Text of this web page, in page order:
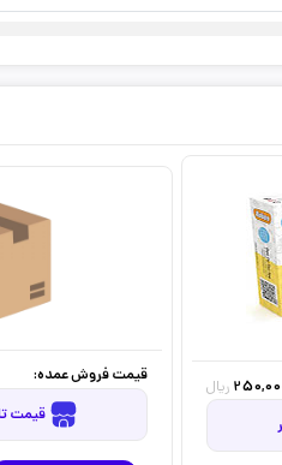
ریال
قیمت فروش عمده:
قیمت تامین‌کنندگان دیگر